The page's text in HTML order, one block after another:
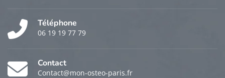
Téléphone
06 19 19 77 79
Contact
Contact@mon-osteo-paris.fr